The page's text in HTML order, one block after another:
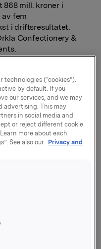
868 mill. kroner i
av fem
i driftsresultatet.
Confectionery &
veksten i
endte på
& Snacks, Orkla
& Personal bidro til
Orkla Foods og
vi omsetningsvekst
må vi imidlertid
vi legge til rette for et
de nordiske
Peter A.
technologies (“cookies”).
by default. If you
our services, and we may
advertising. This may
in social media and
or reject different cookie
more about each
See also our Privacy and